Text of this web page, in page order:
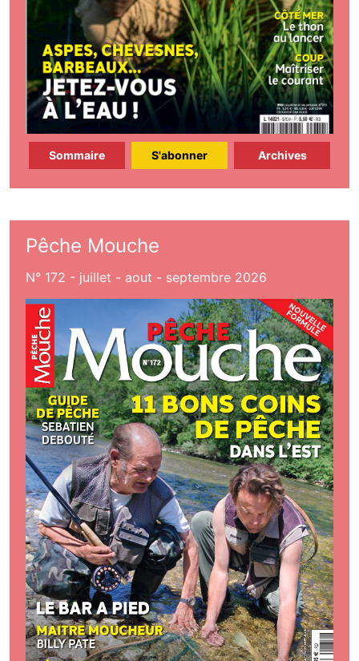
Sommaire S'abonner Archives
Pêche Mouche
N° 172 - juillet - aout - septembre 2026